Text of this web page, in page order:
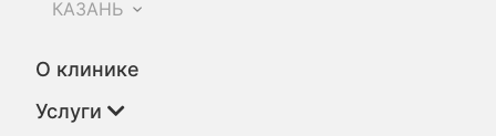
КАЗАНЬ
О клинике
Услуги